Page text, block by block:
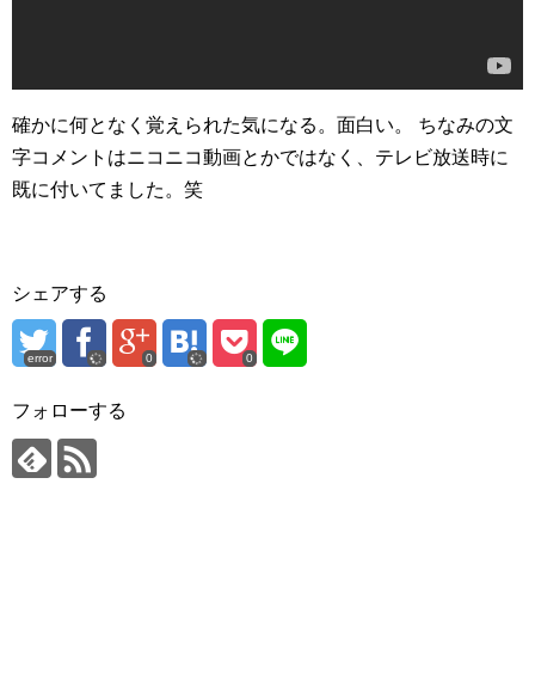
確かに何となく覚えられた気になる。面白い。
ちなみの文
字コメントはニコニコ動画とかではなく、テレビ放送時に
既に付いてました。笑
シェアする
error 0 0
フォローする